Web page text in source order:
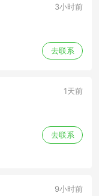
3小时前
去联系
1天前
去联系
9小时前